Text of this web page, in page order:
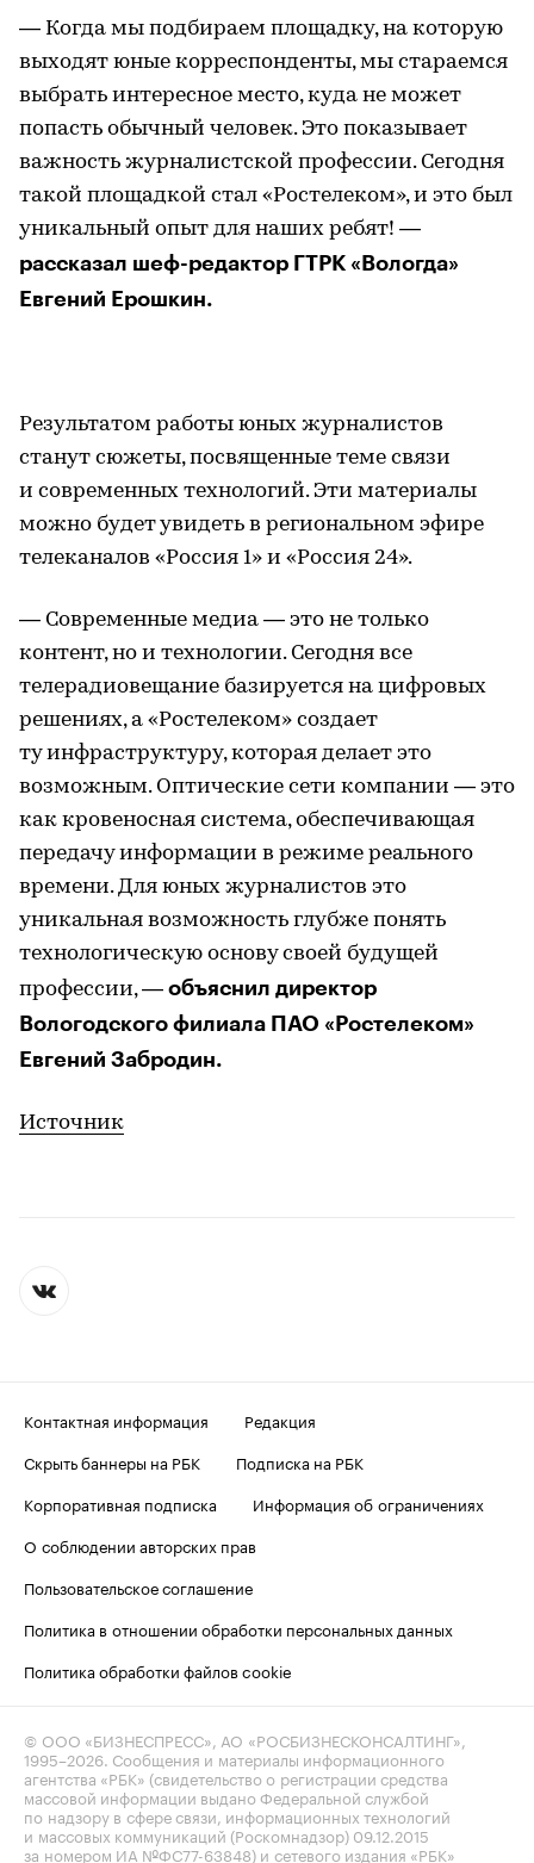
— Когда мы подбираем площадку, на которую
выходят юные корреспонденты, мы стараемся
выбрать интересное место, куда не может
попасть обычный человек. Это показывает
важность журналистской профессии. Сегодня
такой площадкой стал «Ростелеком», и это был
уникальный опыт для наших ребят! —
рассказал шеф-редактор ГТРК «Вологда»
Евгений Ерошкин.
Результатом работы юных журналистов
станут сюжеты, посвященные теме связи
и современных технологий. Эти материалы
можно будет увидеть в региональном эфире
телеканалов «Россия 1» и «Россия 24».
— Современные медиа — это не только
контент, но и технологии. Сегодня все
телерадиовещание базируется на цифровых
решениях, а «Ростелеком» создает
ту инфраструктуру, которая делает это
возможным. Оптические сети компании — это
как кровеносная система, обеспечивающая
передачу информации в режиме реального
времени. Для юных журналистов это
уникальная возможность глубже понять
технологическую основу своей будущей
профессии, — объяснил директор
Вологодского филиала ПАО «Ростелеком»
Евгений Забродин.
Источник
Контактная информация
Редакция
Скрыть баннеры на РБК
Подписка на РБК
Корпоративная подписка
Информация об ограничениях
О соблюдении авторских прав
Пользовательское соглашение
Политика в отношении обработки персональных данных
Политика обработки файлов cookie
© ООО «БИЗНЕСПРЕСС», АО «РОСБИЗНЕСКОНСАЛТИНГ»,
1995–2026 . Сообщения и материалы информационного
агентства «РБК» (свидетельство о регистрации средства
массовой информации выдано Федеральной службой
по надзору в сфере связи, информационных технологий
и массовых коммуникаций (Роскомнадзор) 09.12.2015
за номером ИА №ФС77-63848) и сетевого издания «РБК»